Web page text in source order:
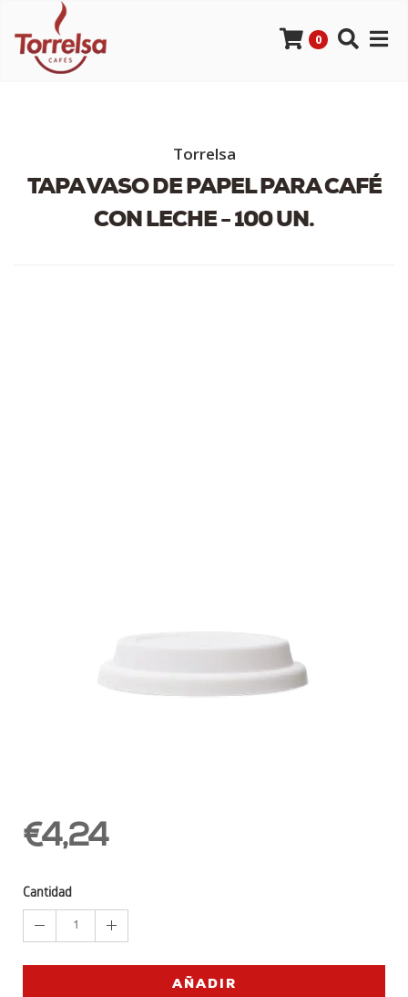
0
Torrelsa
TAPA VASO DE PAPEL PARA CAFÉ
CON LECHE - 100 UN.
€4,24
Cantidad
1
AÑADIR